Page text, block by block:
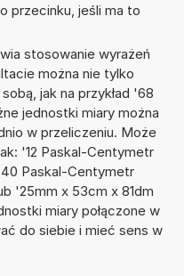
przecinku, jeśli ma to
stosowanie wyrażeń
można nie tylko
jak na przykład '68
jednostki miary można
w przeliczeniu. Może
'12 Paskal-Centymetr
Paskal-Centymetr
'25mm x 53cm x 81dm
miary połączone w
do siebie i mieć sens w